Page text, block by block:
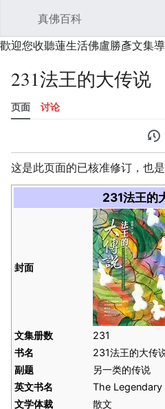
真佛百科
歡迎您收聽蓮生活佛盧勝彥文集
231法王的大传说
页面 讨论
历史
这是此页面的已核准修订，也是
231法王的
封面
文集册数
231
书名
231法王的大传
副题
另一类的传说
英文书名
The
文学体裁
散文